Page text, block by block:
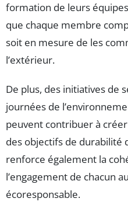
formation de leurs
que chaque membre
soit en mesure de les
l’extérieur.
De plus, des initiatives de
journées de
peuvent contribuer à
des objectifs de durabilité
renforce également la
l’engagement de chacun
écoresponsable.